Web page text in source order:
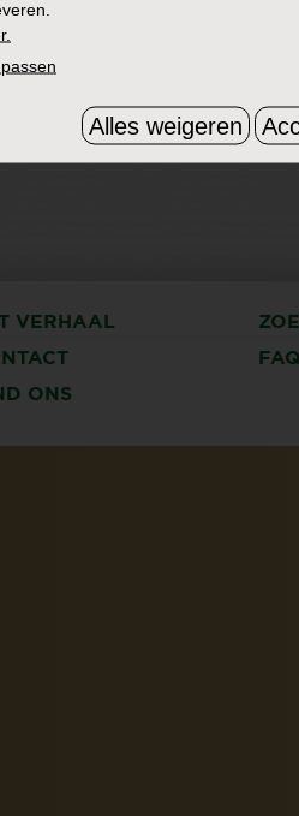
VERHAAL
FAQ
ONS
Alles weigeren